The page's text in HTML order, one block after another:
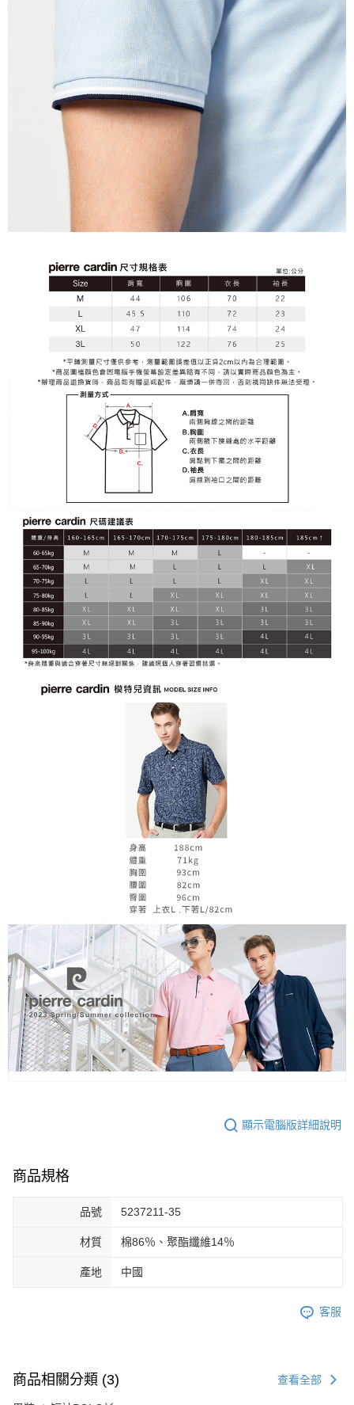
顯示電腦版詳細說明
商品規格
品號 5237211-35
材質 棉86％、聚酯纖維14％
產地 中國
客服
商品相關分類 (3) 查看全部